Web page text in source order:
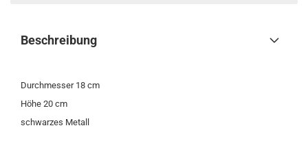
Beschreibung
Durchmesser 18 cm
Höhe 20 cm
schwarzes Metall